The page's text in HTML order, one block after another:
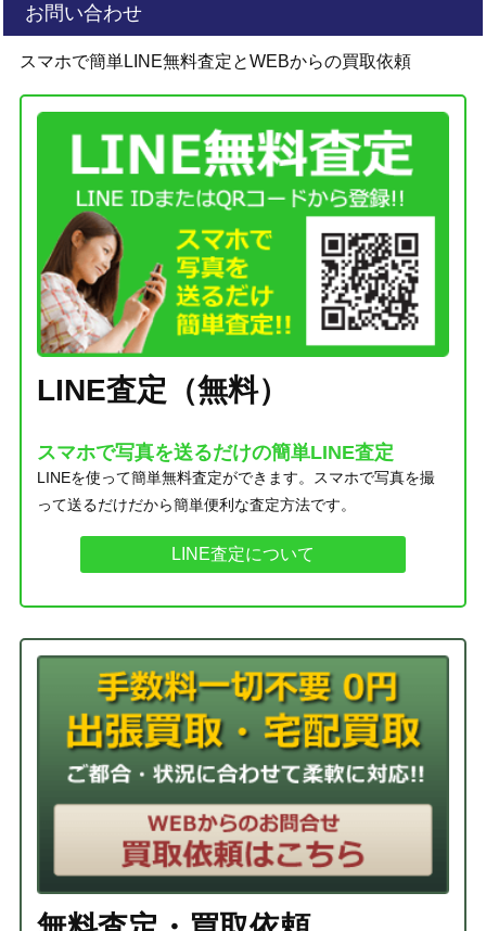
お問い合わせ
スマホで簡単LINE無料査定とWEBからの買取依頼
LINE査定（無料）
スマホで写真を送るだけの簡単LINE査定
LINEを使って簡単無料査定ができます。スマホで写真を撮
って送るだけだから簡単便利な査定方法です。
LINE査定について